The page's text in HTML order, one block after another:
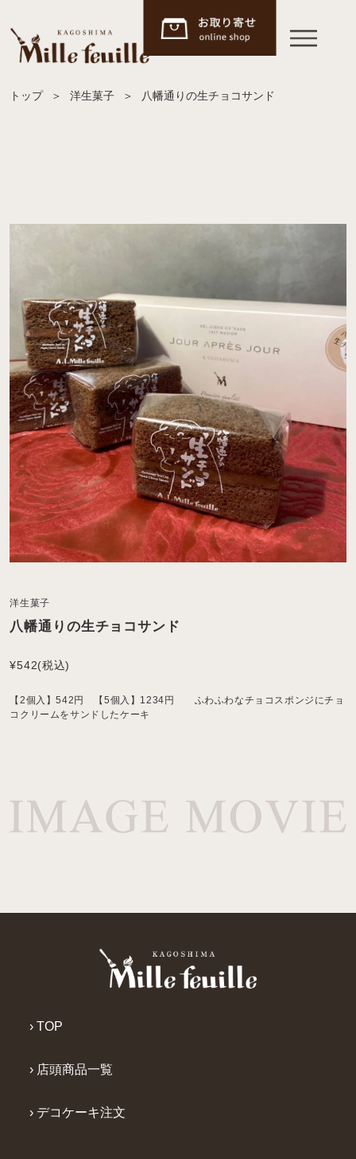
トップ ＞ 洋生菓子 ＞ 八幡通りの生チョコサンド
洋生菓子
八幡通りの生チョコサンド
¥542(税込)
【2個入】542円 【5個入】1234円 ふわふわなチョコスポンジにチョ
コクリームをサンドしたケーキ
› TOP
› 店頭商品一覧
› デコケーキ注文